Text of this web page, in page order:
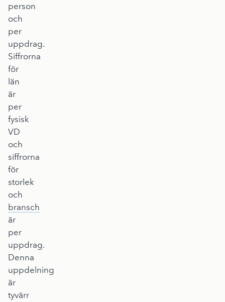
person
och
per
uppdrag.
Siffrorna
för
län
är
per
fysisk
VD
och
siffrorna
för
storlek
och
bransch
är
per
uppdrag.
Denna
uppdelning
är
tyvärr